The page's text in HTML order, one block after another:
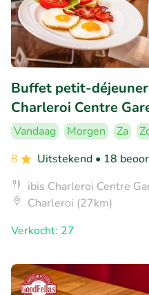
Buffet petit-déjeuner
Charleroi Centre
Vandaag Morgen Za
8
Uitstekend • 18
ibis Charleroi Centre
Charleroi (27km)
Verkocht: 27